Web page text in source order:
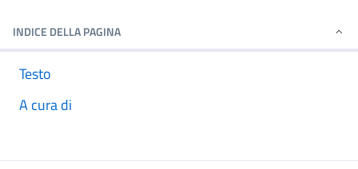
INDICE DELLA PAGINA
Testo
A cura di